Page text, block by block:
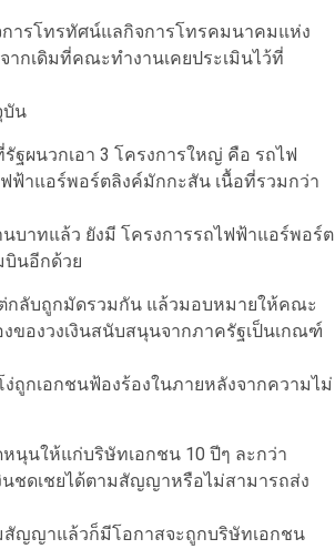
ารโทรทัศน์แลกิจการโทรคมนาคมแห่ง
ากเดิมที่คณะทำงานเคยประเมินไว้ที่
บัน
ฐผนวกเอา 3 โครงการใหญ่ คือ รถไฟ
ฟ้าแอร์พอร์ตลิงค์มักกะสัน เนื้อที่รวมกว่า
บาทแล้ว ยังมี โครงการรถไฟฟ้าแอร์พอร์ต
บินอีกด้วย
กลับถูกมัดรวมกัน แล้วมอบหมายให้คณะ
ของวงเงินสนับสนุนจากภาครัฐเป็นเกณฑ์
ถูกเอกชนฟ้องร้องในภายหลังจากความไม่
นุนให้แก่บริษัทเอกชน 10 ปีๆ ละกว่า
นชดเชยได้ตามสัญญาหรือไม่สามารถส่ง
ญญาแล้วก็มีโอกาสจะถูกบริษัทเอกชน